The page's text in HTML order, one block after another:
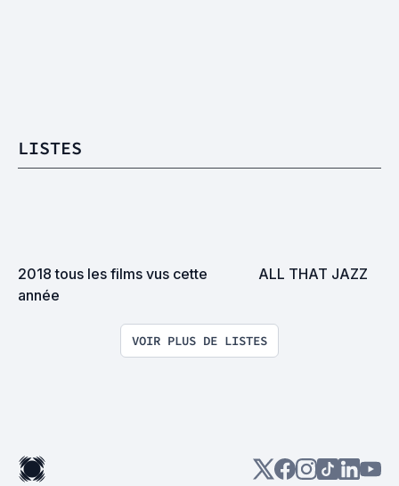
LISTES
2018 tous les films vus cette
année
ALL THAT JAZZ
VOIR PLUS DE LISTES